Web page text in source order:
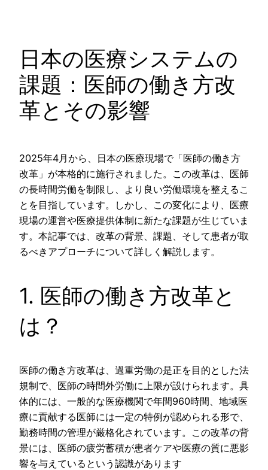
日本の医療システムの
課題：医師の働き方改
革とその影響
2025年4月から、日本の医療現場で「医師の働き方
改革」が本格的に施行されました。この改革は、医師
の長時間労働を制限し、より良い労働環境を整えるこ
とを目指しています。しかし、この変化により、医療
現場の運営や医療提供体制に新たな課題が生じていま
す。本記事では、改革の背景、課題、そして患者が取
るべきアプローチについて詳しく解説します。
1. 医師の働き方改革と
は？
医師の働き方改革は、過重労働の是正を目的とした法
規制で、医師の時間外労働に上限が設けられます。具
体的には、一般的な医療機関で年間960時間、地域医
療に貢献する医師には一定の特例が認められる形で、
勤務時間の管理が厳格化されています。この改革の背
景には、医師の疲労蓄積が患者ケアや医療の質に悪影
響を与えているという認識があります